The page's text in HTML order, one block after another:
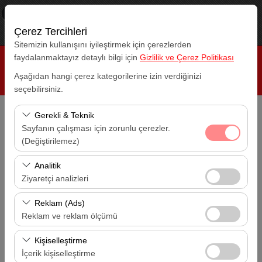
×
Ücretsiz - In Google Play
Çerez Tercihleri
Sitemizin kullanışını iyileştirmek için çerezlerden
faydalanmaktayız detaylı bilgi için Gizlilik ve Çerez Politikası
Aşağıdan hangi çerez kategorilerine izin verdiğinizi
seçebilirsiniz.
Gerekli & Teknik
Sayfanın çalışması için zorunlu çerezler.
(Değiştirilemez)
Bu çerezler sitenin doğru şekilde çalışması, güvenlik,
oturum yönetimi ve temel işlevler için gereklidir. Devre
dışı bırakılamaz.
Analitik
Ziyaretçi analizleri
Bu çerezler, sitemizin nasıl kullanıldığını (ziyaretçi sayısı,
en çok ziyaret edilen sayfalar, kullanıcı davranışları)
analiz etmemizi sağlar. Bu veriler, web sitesi
performansını ölçmek ve kullanıcı deneyimini sürekli
iyileştirmek için kullanılır.
Reklam (Ads)
Reklam ve reklam ölçümü
Bu çerezler, size ilgi alanlarınıza uygun kişiselleştirilmiş
reklamlar göstermemize ve reklam kampanyalarımızın
Kişiselleştirme
İçerik kişiselleştirme
Alış Lokasyonu
Antalya Havalimanı (AYT)
Bırakış Lokasyonu
Antalya Havalimanı (AYT)
Alış Tarihi
Bırakış Tarihi